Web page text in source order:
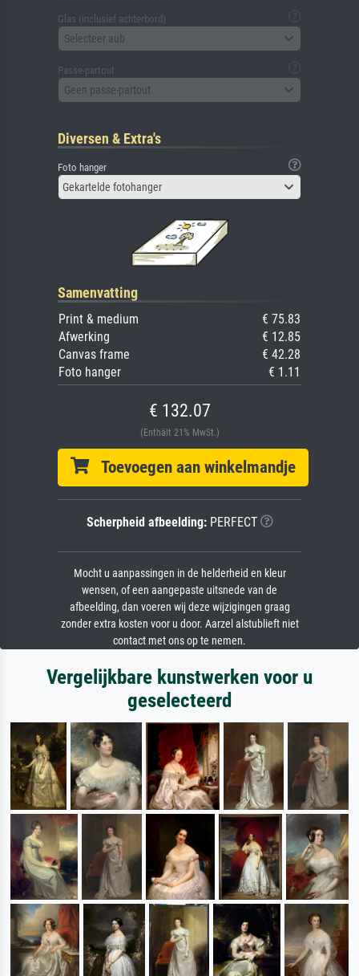
Glas (inclusief achterbord)
Selecteer aub
Passe-partout
Geen passe-partout
Diversen & Extra's
Foto hanger
Gekartelde fotohanger
Samenvatting
Print & medium
€ 75.83
Afwerking
€ 12.85
Canvas frame
€ 42.28
Foto hanger
€ 1.11
€ 132.07
(Enthält 21% MwSt.)
Toevoegen aan winkelmandje
Scherpheid afbeelding:PERFECT
Mocht u aanpassingen in de helderheid en kleur
wensen, of een aangepaste uitsnede van de
afbeelding, dan voeren wij deze wijzigingen graag
zonder extra kosten voor u door. Aarzel alstublieft niet
contact met ons op te nemen.
Vergelijkbare kunstwerken voor u
geselecteerd